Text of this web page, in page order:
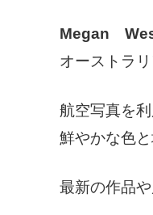
Megan
オーストラ
航空写真を
鮮やかな色
最新の作品